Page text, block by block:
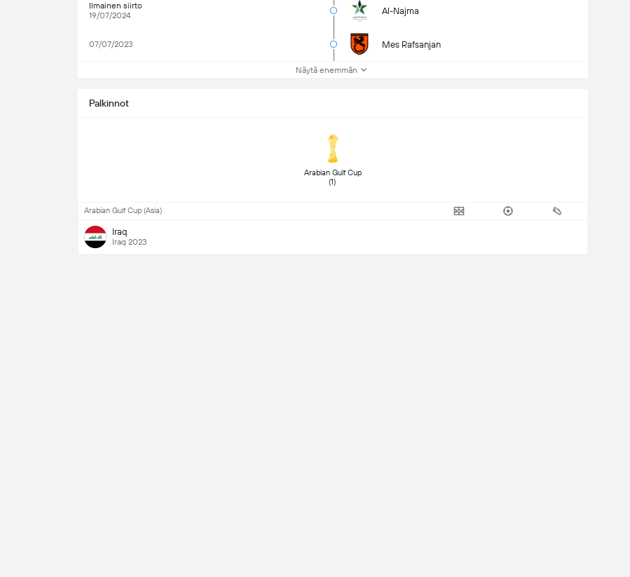
Ilmainen siirto
19/07/2024
Al-Najma
07/07/2023 Mes Rafsanjan
Näytä enemmän
Palkinnot
Arabian Gulf Cup
(1)
Arabian Gulf Cup (Asia)
Iraq
Iraq 2023